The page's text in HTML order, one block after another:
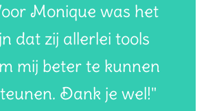
Monique was het
dat zij allerlei tools
mij beter te kunnen
Dank je wel!"